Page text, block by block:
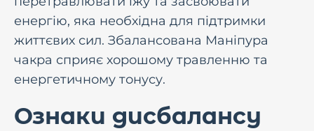
енергію, яка необхідна для підтримки
життєвих сил. Збалансована Маніпура
чакра сприяє хорошому травленню та
енергетичному тонусу.
Ознаки дисбалансу